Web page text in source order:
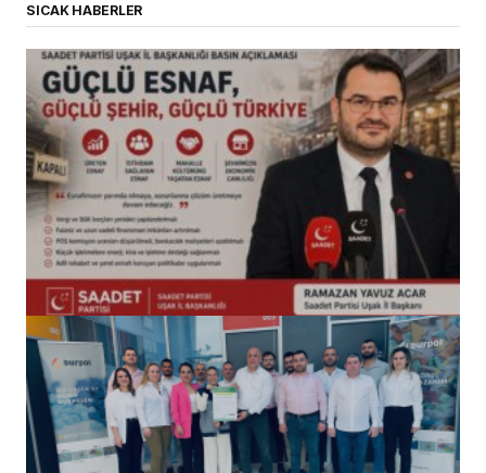
SICAK HABERLER
(başlıksız)
Alaattin Karahan tarafından 14/07/2026